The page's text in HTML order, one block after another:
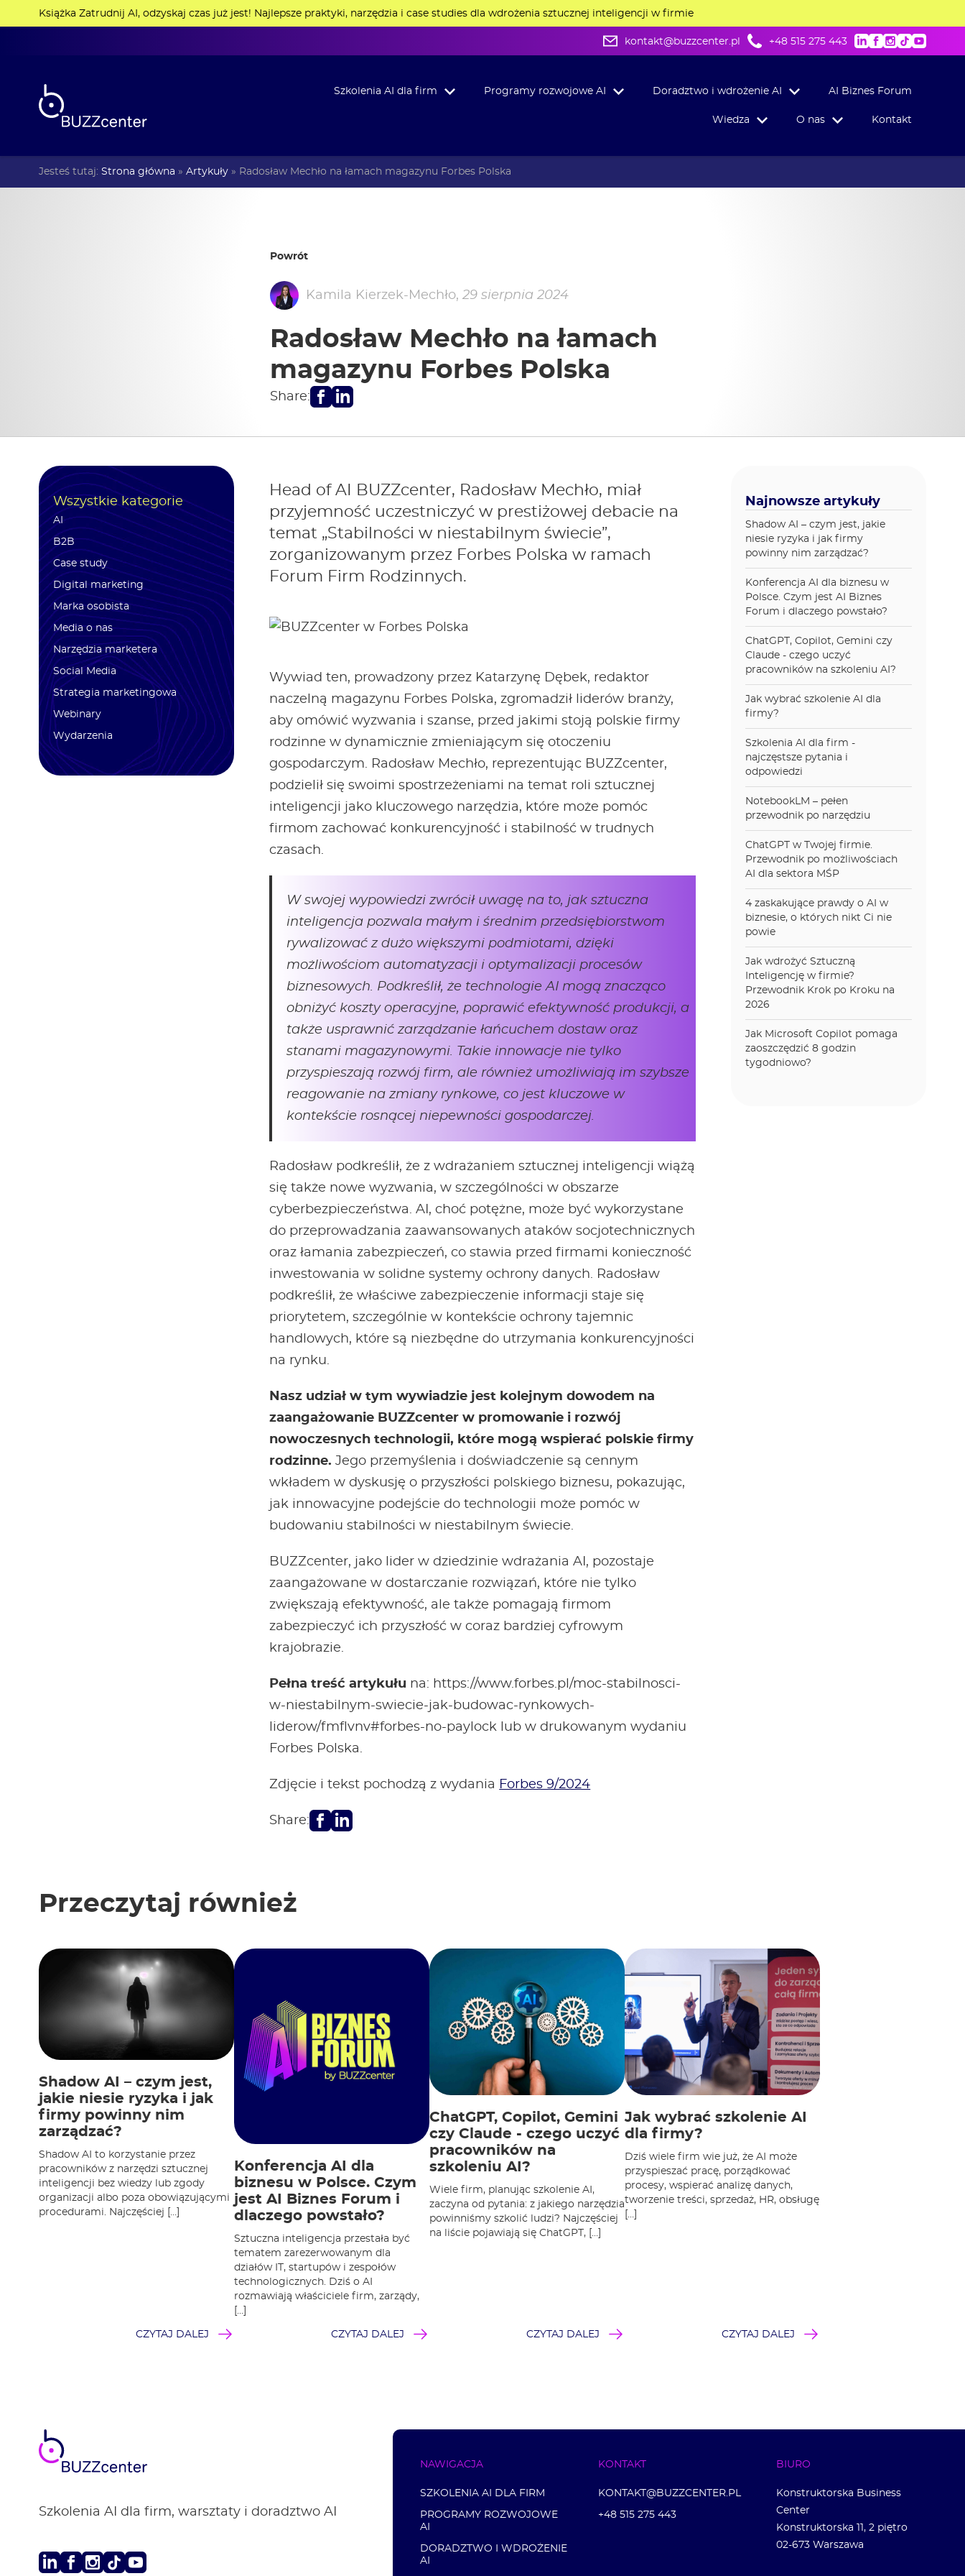
Książka Zatrudnij AI, odzyskaj czas już jest! Najlepsze praktyki, narzędzia i case studies dla wdrożenia sztucznej inteligencji w firmie
kontakt@buzzcenter.pl +48 515 275 443 LinkedIn
Facebook
Instagram
TikTok
Szkolenia AI dla firm Programy rozwojowe AI Doradztwo i wdrożenie AI AI Biznes Forum
Wiedza O nas Kontakt
Jesteś tutaj: Strona główna » Artykuły» Radosław Mechło na łamach magazynu Forbes Polska
Powrót
Kamila Kierzek-Mechło,29 sierpnia 2024
Radosław Mechło na łamach
magazynu Forbes Polska
Share:
Head of AI BUZZcenter, Radosław Mechło, miał
przyjemność uczestniczyć w prestiżowej debacie na
temat „Stabilności w niestabilnym świecie”,
zorganizowanym przez Forbes Polska w ramach
Forum Firm Rodzinnych.
Wywiad ten, prowadzony przez Katarzynę Dębek, redaktor
naczelną magazynu Forbes Polska, zgromadził liderów branży,
aby omówić wyzwania i szanse, przed jakimi stoją polskie firmy
rodzinne w dynamicznie zmieniającym się otoczeniu
gospodarczym. Radosław Mechło, reprezentując BUZZcenter,
podzielił się swoimi spostrzeżeniami na temat roli sztucznej
inteligencji jako kluczowego narzędzia, które może pomóc
firmom zachować konkurencyjność i stabilność w trudnych
czasach.
W swojej wypowiedzi zwrócił uwagę na to, jak sztuczna
inteligencja pozwala małym i średnim przedsiębiorstwom
rywalizować z dużo większymi podmiotami, dzięki
możliwościom automatyzacji i optymalizacji procesów
biznesowych. Podkreślił, że technologie AI mogą znacząco
obniżyć koszty operacyjne, poprawić efektywność produkcji, a
także usprawnić zarządzanie łańcuchem dostaw oraz
stanami magazynowymi. Takie innowacje nie tylko
przyspieszają rozwój firm, ale również umożliwiają im szybsze
reagowanie na zmiany rynkowe, co jest kluczowe w
kontekście rosnącej niepewności gospodarczej.
Radosław podkreślił, że z wdrażaniem sztucznej inteligencji wiążą
się także nowe wyzwania, w szczególności w obszarze
cyberbezpieczeństwa. AI, choć potężne, może być wykorzystane
do przeprowadzania zaawansowanych ataków socjotechnicznych
oraz łamania zabezpieczeń, co stawia przed firmami konieczność
inwestowania w solidne systemy ochrony danych. Radosław
podkreślił, że właściwe zabezpieczenie informacji staje się
priorytetem, szczególnie w kontekście ochrony tajemnic
handlowych, które są niezbędne do utrzymania konkurencyjności
na rynku.
Nasz udział w tym wywiadzie jest kolejnym dowodem na
zaangażowanie BUZZcenter w promowanie i rozwój
nowoczesnych technologii, które mogą wspierać polskie firmy
rodzinne.Jego przemyślenia i doświadczenie są cennym
wkładem w dyskusję o przyszłości polskiego biznesu, pokazując,
jak innowacyjne podejście do technologii może pomóc w
budowaniu stabilności w niestabilnym świecie.
BUZZcenter, jako lider w dziedzinie wdrażania AI, pozostaje
zaangażowane w dostarczanie rozwiązań, które nie tylko
zwiększają efektywność, ale także pomagają firmom
zabezpieczyć ich przyszłość w coraz bardziej cyfrowym
krajobrazie.
Pełna treść artykułu na: https://www.forbes.pl/moc-stabilnosci-
w-niestabilnym-swiecie-jak-budowac-rynkowych-
liderow/fmflvnv#forbes-no-paylock lub w drukowanym wydaniu
Forbes Polska.
Zdjęcie i tekst pochodzą z wydania Forbes 9/2024
Share:
Wszystkie kategorie
AI
B2B
Case study
Digital marketing
Marka osobista
Media o nas
Narzędzia marketera
Social Media
Strategia marketingowa
Webinary
Wydarzenia
Najnowsze artykuły
Shadow AI – czym jest, jakie
niesie ryzyka i jak firmy
powinny nim zarządzać?
Konferencja AI dla biznesu w
Polsce. Czym jest AI Biznes
Forum i dlaczego powstało?
ChatGPT, Copilot, Gemini czy
Claude - czego uczyć
pracowników na szkoleniu AI?
Jak wybrać szkolenie AI dla
firmy?
Szkolenia AI dla firm -
najczęstsze pytania i
odpowiedzi
NotebookLM – pełen
przewodnik po narzędziu
ChatGPT w Twojej firmie.
Przewodnik po możliwościach
AI dla sektora MŚP
4 zaskakujące prawdy o AI w
biznesie, o których nikt Ci nie
powie
Jak wdrożyć Sztuczną
Inteligencję w firmie?
Przewodnik Krok po Kroku na
2026
Jak Microsoft Copilot pomaga
zaoszczędzić 8 godzin
tygodniowo?
Przeczytaj również
Shadow AI – czym jest,
jakie niesie ryzyka i jak
firmy powinny nim
zarządzać?
Shadow AI to korzystanie przez
pracowników z narzędzi sztucznej
inteligencji bez wiedzy lub zgody
organizacji albo poza obowiązującymi
procedurami. Najczęściej […]
CZYTAJ DALEJ
Konferencja AI dla
biznesu w Polsce. Czym
jest AI Biznes Forum i
dlaczego powstało?
Sztuczna inteligencja przestała być
tematem zarezerwowanym dla
działów IT, startupów i zespołów
technologicznych. Dziś o AI
rozmawiają właściciele firm, zarządy,
[…]
CZYTAJ DALEJ
ChatGPT, Copilot, Gemini
czy Claude - czego uczyć
pracowników na
szkoleniu AI?
Wiele firm, planując szkolenie AI,
zaczyna od pytania: z jakiego narzędzia
powinniśmy szkolić ludzi? Najczęściej
na liście pojawiają się ChatGPT, […]
CZYTAJ DALEJ
Jak wybrać szkolenie AI
dla firmy?
Dziś wiele firm wie już, że AI może
przyspieszać pracę, porządkować
procesy, wspierać analizę danych,
tworzenie treści, sprzedaż, HR, obsługę
[…]
CZYTAJ DALEJ
Szkolenia AI dla firm, warsztaty i doradztwo AI
LinkedIn
Facebook
Instagram
NAWIGACJA
SZKOLENIA AI DLA FIRM
PROGRAMY ROZWOJOWE
AI
DORADZTWO I WDROŻENIE
AI
KONTAKT
KONTAKT@BUZZCENTER.PL
+48 515 275 443
BIURO
Konstruktorska Business
Center
Konstruktorska 11, 2 piętro
02-673 Warszawa